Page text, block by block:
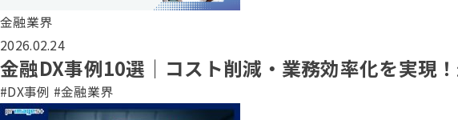
金融業界
2026.02.24
金融DX事例10選｜コスト削減・業務効率化を実現
#DX事例 #金融業界